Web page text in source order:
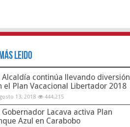
Leido
Alcaldía continúa llevando diversión
el Plan Vacacional Libertador 2018
13, 2018 444,215
Gobernador Lacava activa Plan
Azul en Carabobo